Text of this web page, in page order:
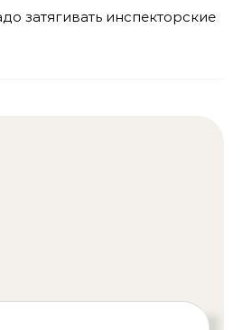
затягивать инспекторские